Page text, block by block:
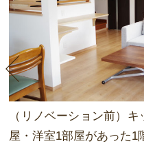
（リノベーション前）
屋・洋室1部屋があった1
和室があった部屋を
間取りに。家族の顔が
キッチンもダイニング
ノベーション。「ごは
トイレやお風呂の設備
導入。毎日使う場所だ